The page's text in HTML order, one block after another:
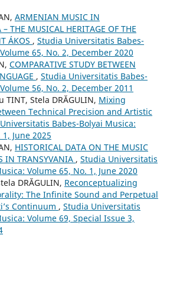
ARMENIAN MUSIC IN
THE MUSICAL HERITAGE OF THE
ÁKOS , Studia Universitatis Babes-
65, No. 2, December 2020
COMPARATIVE STUDY BETWEEN
, Studia Universitatis Babes-
56, No. 2, December 2011
TINT, Stela DRĂGULIN, Mixing
Technical Precision and Artistic
Babes-Bolyai Musica:
June 2025
HISTORICAL DATA ON THE MUSIC
IN TRANSYVANIA , Studia Universitatis
Volume 65, No. 1, June 2020
DRĂGULIN, Reconceptualizing
The Infinite Sound and Perpetual
Continuum , Studia Universitatis
Volume 69, Special Issue 3,